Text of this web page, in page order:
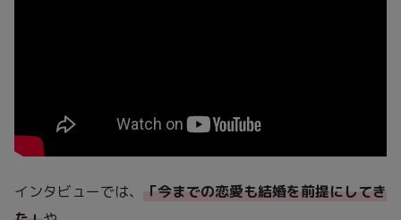
インタビューでは、
「今までの恋愛も結婚を前提にしてき